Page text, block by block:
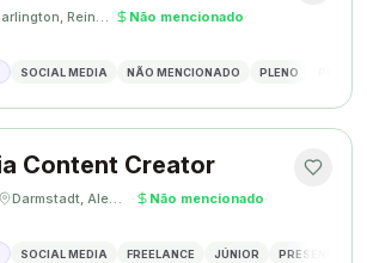
Darlington, Reino Unido · Não mencionado·
SOCIAL MEDIA NÃO MENCIONADO PLENO
Content Creator
Darmstadt, Alemanha · Não mencionado·
SOCIAL MEDIA FREELANCE JÚNIOR PRESENCIAL